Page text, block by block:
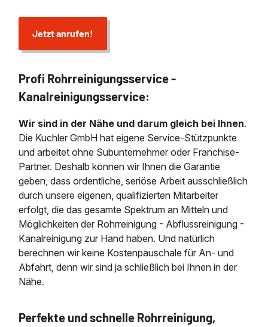
Jetzt anrufen!
Profi Rohrreinigungsservice -
Kanalreinigungsservice:
Wir sind in der Nähe und darum gleich bei Ihnen.
Die Kuchler GmbH hat eigene Service-Stützpunkte
und arbeitet ohne Subunternehmer oder Franchise-
Partner. Deshalb können wir Ihnen die Garantie
geben, dass ordentliche, seriöse Arbeit ausschließlich
durch unsere eigenen, qualifizierten Mitarbeiter
erfolgt, die das gesamte Spektrum an Mitteln und
Möglichkeiten der Rohrreinigung - Abflussreinigung -
Kanalreinigung zur Hand haben. Und natürlich
berechnen wir keine Kostenpauschale für An- und
Abfahrt, denn wir sind ja schließlich bei Ihnen in der
Nähe.
Perfekte und schnelle Rohrreinigung,